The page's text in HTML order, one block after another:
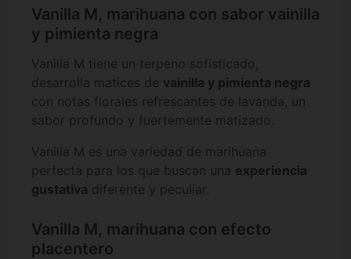
Vanilla M, marihuana con sabor vainilla
y pimienta negra
Vanilla M tiene un terpeno sofisticado,
desarrolla matices de vainilla y pimienta negra
con notas florales refrescantes de lavanda, un
sabor profundo y fuertemente matizado.
Vanilla M es una variedad de marihuana
perfecta para los que buscan una experiencia
gustativa diferente y peculiar.
Vanilla M, marihuana con efecto
placentero